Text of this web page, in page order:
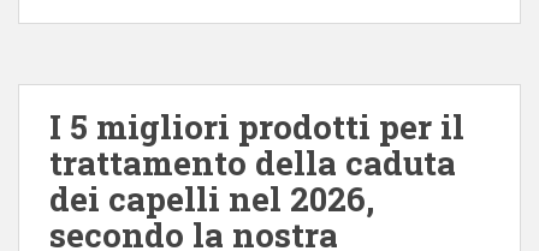
I 5 migliori prodotti per il
trattamento della caduta
dei capelli nel 2026,
secondo la nostra